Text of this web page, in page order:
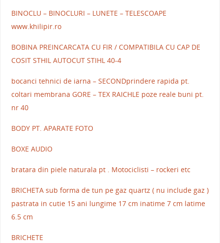
BINOCLU – BINOCLURI – LUNETE – TELESCOAPE
www.khilipir.ro
BOBINA PREINCARCATA CU FIR / COMPATIBILA CU CAP DE
COSIT STHIL AUTOCUT STIHL 40-4
bocanci tehnici de iarna – SECONDprindere rapida pt.
coltari membrana GORE – TEX RAICHLE poze reale buni pt.
nr 40
BODY PT. APARATE FOTO
BOXE AUDIO
bratara din piele naturala pt . Motociclisti – rockeri etc
BRICHETA sub forma de tun pe gaz quartz ( nu include gaz )
pastrata in cutie 15 ani lungime 17 cm inatime 7 cm latime
6.5 cm
BRICHETE